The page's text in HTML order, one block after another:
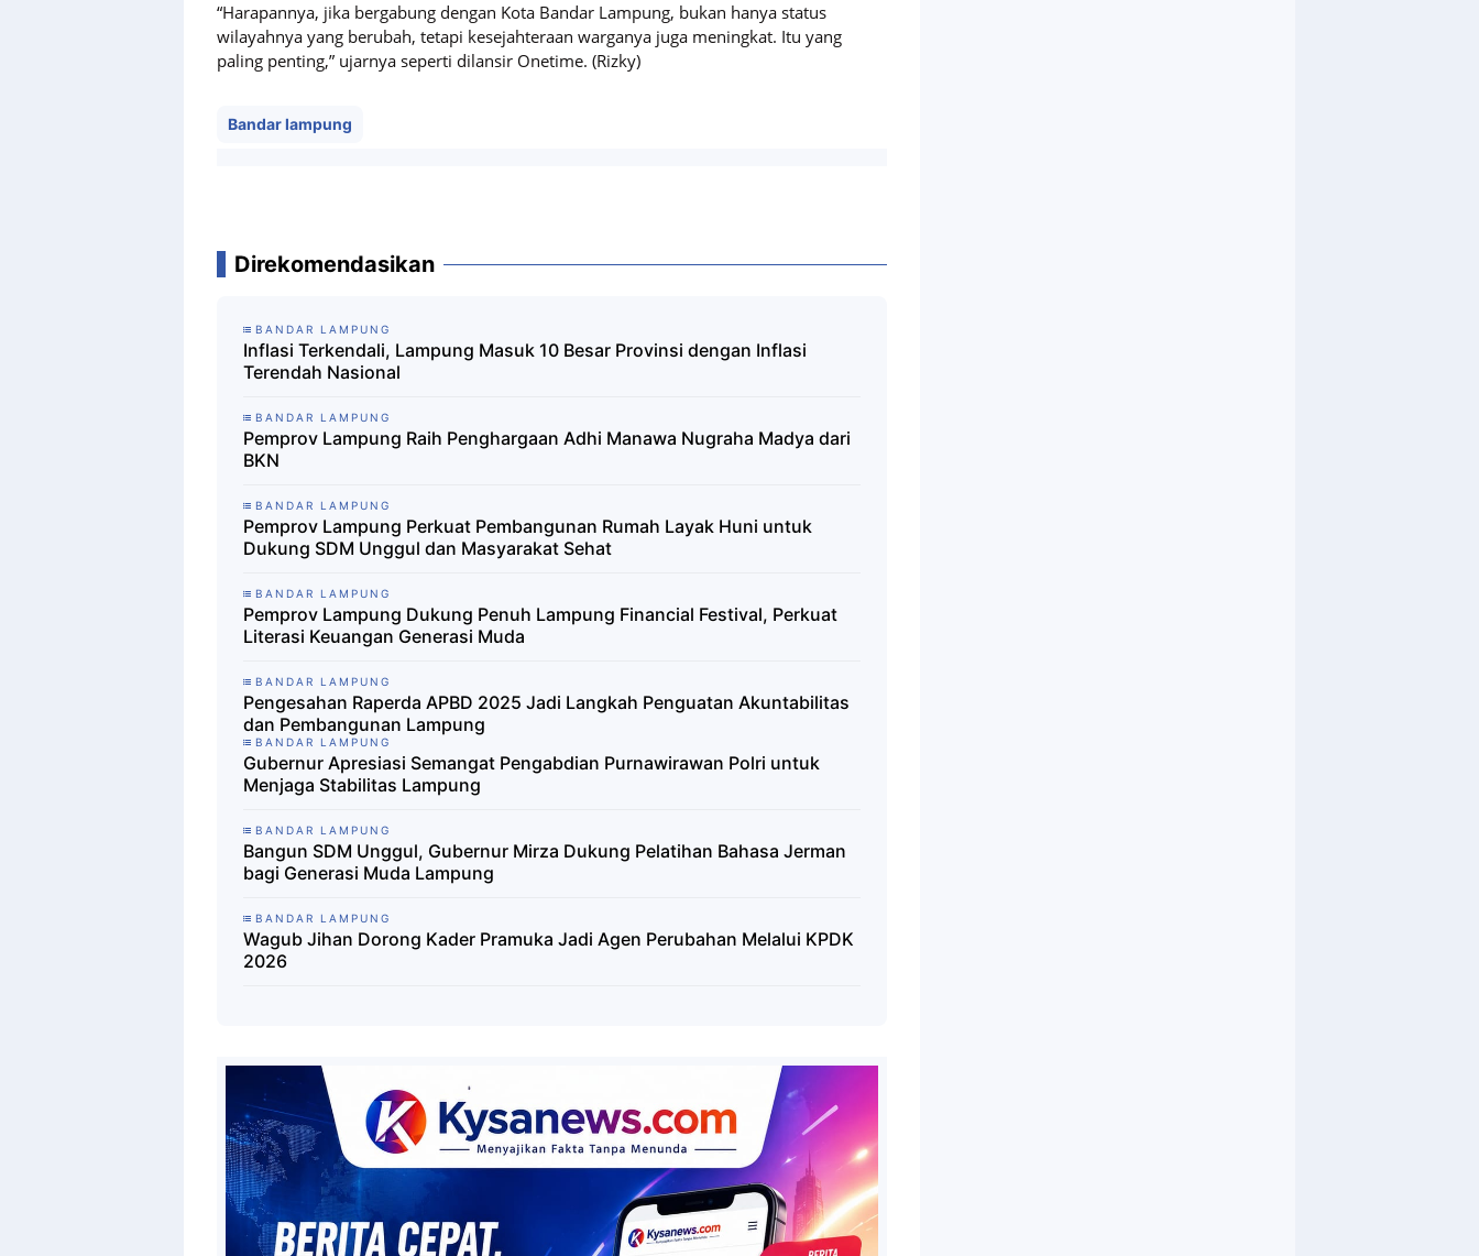
“Harapannya, jika bergabung dengan Kota Bandar Lampung, bukan hanya status
wilayahnya yang berubah, tetapi kesejahteraan warganya juga meningkat. Itu yang
paling penting,” ujarnya seperti dilansir Onetime. (Rizky)
Bandar lampung
Direkomendasikan
BANDAR LAMPUNG
Inflasi Terkendali, Lampung Masuk 10 Besar Provinsi dengan Inflasi
Terendah Nasional
BANDAR LAMPUNG
Pemprov Lampung Raih Penghargaan Adhi Manawa Nugraha Madya dari
BKN
BANDAR LAMPUNG
Pemprov Lampung Perkuat Pembangunan Rumah Layak Huni untuk
Dukung SDM Unggul dan Masyarakat Sehat
BANDAR LAMPUNG
Pemprov Lampung Dukung Penuh Lampung Financial Festival, Perkuat
Literasi Keuangan Generasi Muda
BANDAR LAMPUNG
Pengesahan Raperda APBD 2025 Jadi Langkah Penguatan Akuntabilitas
dan Pembangunan Lampung
BANDAR LAMPUNG
Gubernur Apresiasi Semangat Pengabdian Purnawirawan Polri untuk
Menjaga Stabilitas Lampung
BANDAR LAMPUNG
Bangun SDM Unggul, Gubernur Mirza Dukung Pelatihan Bahasa Jerman
bagi Generasi Muda Lampung
BANDAR LAMPUNG
Wagub Jihan Dorong Kader Pramuka Jadi Agen Perubahan Melalui KPDK
2026